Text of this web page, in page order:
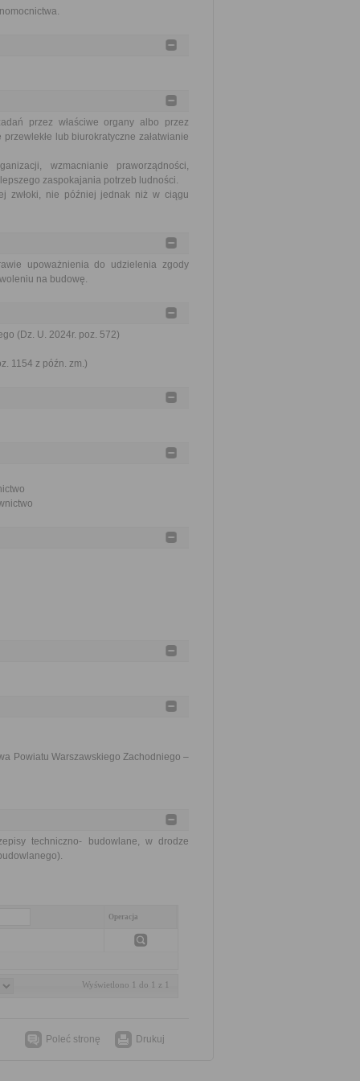
przez właściwe organy albo przez
lub biurokratyczne załatwianie
wzmacnianie praworządności,
zaspokajania potrzeb ludności.
zwłoki, nie później jednak niż w ciągu
upoważnienia do udzielenia zgody
na budowę.
(Dz. U. 2024r. poz. 572)
1154 z późn. zm.)
Powiatu Warszawskiego Zachodniego –
techniczno- budowlane, w drodze
Operacja
Wyświetlono 1 do 1 z 1
Poleć stronę Drukuj